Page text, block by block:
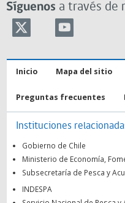
Síguenos a través de
Inicio Mapa del sitio
Preguntas frecuentes
Instituciones
Gobierno de Chile
Ministerio de Economía,
Subsecretaría de Pesca y
INDESPA